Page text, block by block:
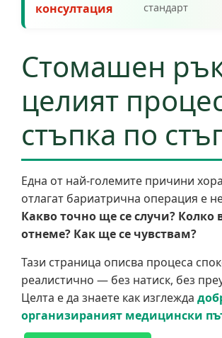
консултация
стандарт
Стомашен
целият
стъпка по
Една от най-големите причини
отлагат бариатрична операция е
Какво точно ще се случи? Колко
отнеме? Как ще се чувствам?
Тази страница описва процеса
реалистично — без натиск, без
Целта е да знаете как изглежда
организираният медицински